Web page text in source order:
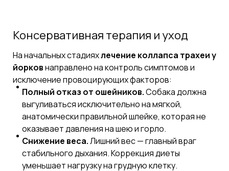
Консервативная терапия и уход
На начальных стадияхлечение коллапса трахеи у
йорковнаправлено на контроль симптомов и
исключение провоцирующих факторов:
Полный отказ от ошейников.Собака должна
выгуливаться исключительно на мягкой,
анатомически правильной шлейке, которая не
оказывает давления на шею и горло.
Снижение веса.Лишний вес — главный враг
стабильного дыхания. Коррекция диеты
уменьшает нагрузку на грудную клетку.